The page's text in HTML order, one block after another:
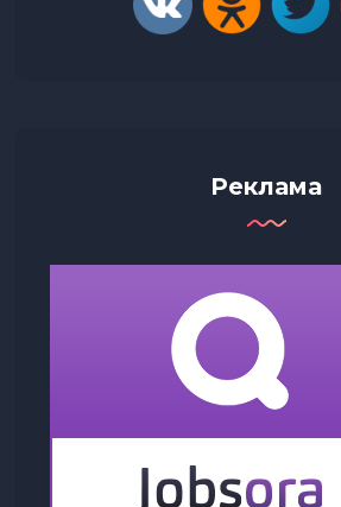
Реклама